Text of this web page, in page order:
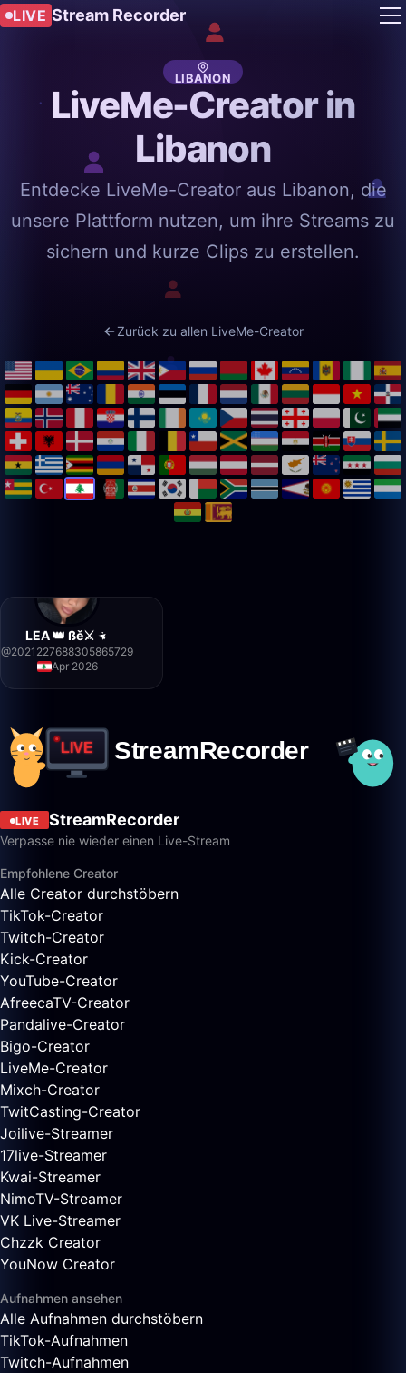
LIVE Stream Recorder
LIBANON
LiveMe-Creator in
Libanon
Entdecke LiveMe-Creator aus Libanon, die
unsere Plattform nutzen, um ihre Streams zu
sichern und kurze Clips zu erstellen.
Zurück zu allen LiveMe-Creator
LEA 👑 ßě⚔️
@2021227688305865729
Apr 2026
LIVE StreamRecorder
Verpasse nie wieder einen Live-Stream
Empfohlene Creator
Alle Creator durchstöbern
TikTok-Creator
Twitch-Creator
Kick-Creator
YouTube-Creator
AfreecaTV-Creator
Pandalive-Creator
Bigo-Creator
LiveMe-Creator
Mixch-Creator
TwitCasting-Creator
Joilive-Streamer
17live-Streamer
Kwai-Streamer
NimoTV-Streamer
VK Live-Streamer
Chzzk Creator
YouNow Creator
Aufnahmen ansehen
Alle Aufnahmen durchstöbern
TikTok-Aufnahmen
Twitch-Aufnahmen